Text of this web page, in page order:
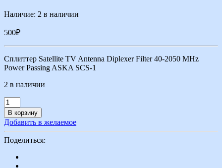
Наличие: 2 в наличии
500₽
Сплиттер Satellite TV Antenna Diplexer Filter 40-2050 MHz
Power Passing ASKA SCS-1
2 в наличии
В корзину
Добавить в желаемое
Поделиться: